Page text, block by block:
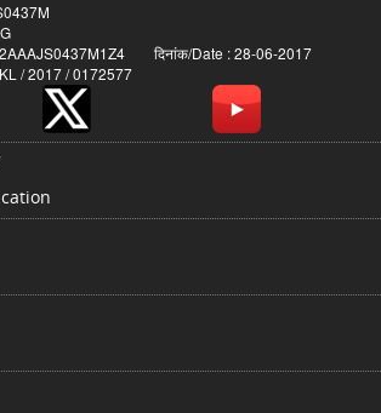
दिनांक/Date : 28-06-2017
/ 2017 / 0172577